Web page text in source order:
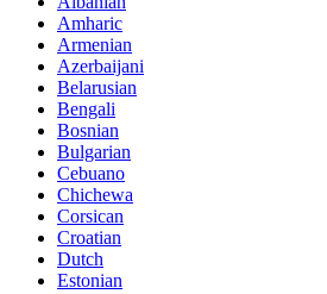
Amharic
Armenian
Azerbaijani
Belarusian
Bengali
Bosnian
Bulgarian
Cebuano
Chichewa
Corsican
Croatian
Dutch
Estonian